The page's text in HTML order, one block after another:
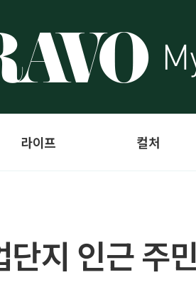
라이프 컬처
지 인근 주